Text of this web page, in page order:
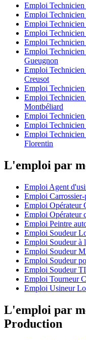
Emploi
Emploi
Emploi
Emploi
Emploi
Emploi
Gueugnon
Emploi
Creusot
Emploi
Emploi
Montbéliard
Emploi
Emploi
Emploi
Florentin
L'emploi par
Emploi Agent
Emploi
Emploi Opérateur
Emploi Opérateur
Emploi Peintre
Emploi Soudeur
Emploi Soudeur à
Emploi Soudeur
Emploi Soudeur
Emploi Soudeur
Emploi Tourneur
Emploi Usineur
L'emploi par
Production